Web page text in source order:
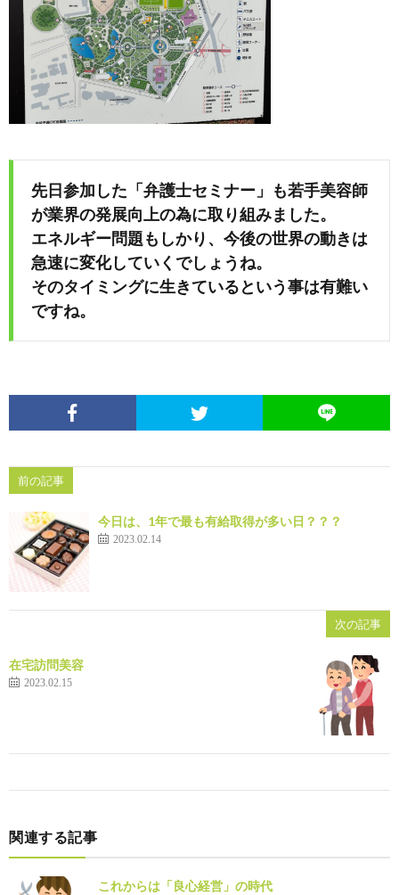
先日参加した「弁護士セミナー」も若手美容師
が業界の発展向上の為に取り組みました。
エネルギー問題もしかり、今後の世界の動きは
急速に変化していくでしょうね。
そのタイミングに生きているという事は有難い
ですね。
前の記事
今日は、1年で最も有給取得が多い日？？？
2023.02.14
次の記事
在宅訪問美容
2023.02.15
関連する記事
これからは「良心経営」の時代